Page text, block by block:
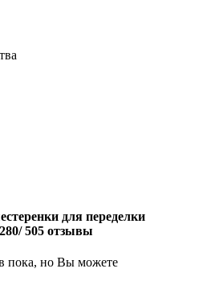
для переделки
505 отзывы
пока, но Вы можете